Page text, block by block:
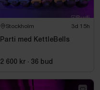
Stockholm 3d 15h
Parti med KettleBells
2 600 kr · 36 bud